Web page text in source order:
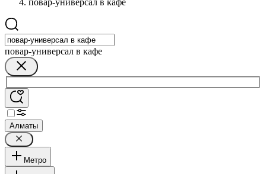
повар-универсал в кафе
повар-универсал в кафе
Алматы
Метро